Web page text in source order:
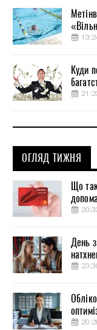
Куди
ОГЛЯД ТИЖНЯ
Що
День